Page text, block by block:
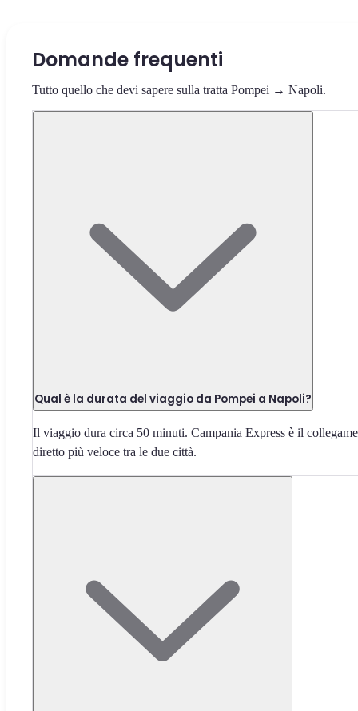
Domande frequenti
Tutto quello che devi sapere sulla tratta Pompei → Napoli.
Qual è la durata del viaggio da Pompei a Napoli?
Il viaggio dura circa 50 minuti. Campania Express è il
diretto più veloce tra le due città.